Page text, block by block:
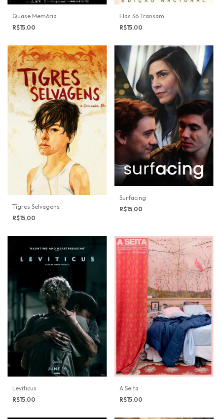
Quase Memória
R$15,00
Elas Só Transam
R$15,00
Tigres Selvagens
R$15,00
Surfacing
R$15,00
Leviticus
R$15,00
A Seita
R$15,00